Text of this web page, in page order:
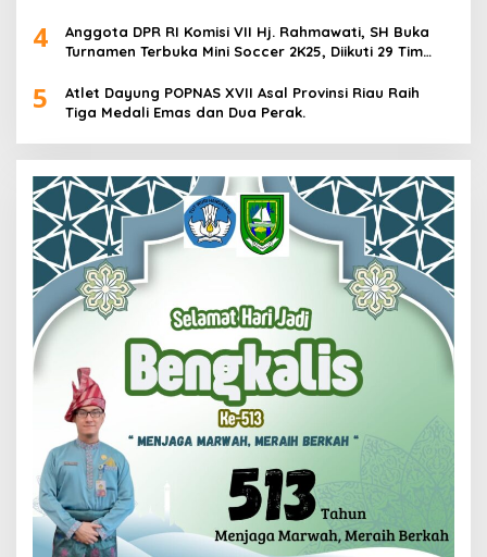
4
Anggota DPR RI Komisi VII Hj. Rahmawati, SH Buka
Turnamen Terbuka Mini Soccer 2K25, Diikuti 29 Tim
5
Atlet Dayung POPNAS XVII Asal Provinsi Riau Raih
Tiga Medali Emas dan Dua Perak.